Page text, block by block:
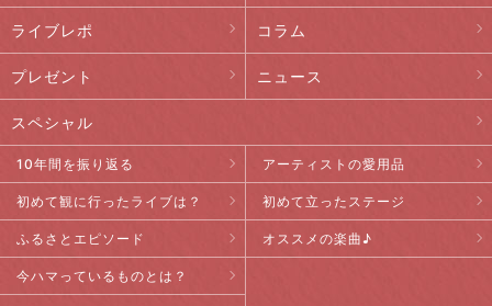
ライブレポ コラム
プレゼント ニュース
スペシャル
10年間を振り返る アーティストの愛用品
初めて観に行ったライブは？ 初めて立ったステージ
ふるさとエピソード オススメの楽曲♪
今ハマっているものとは？